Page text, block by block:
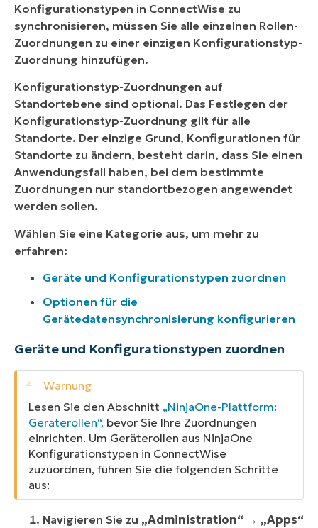
Konfigurationstypen in ConnectWise zu
synchronisieren, müssen Sie alle einzelnen Rollen-
Zuordnungen zu einer einzigen Konfigurationstyp-
Zuordnung hinzufügen.
Konfigurationstyp-Zuordnungen auf
Standortebene sind optional. Das Festlegen der
Konfigurationstyp-Zuordnung gilt für alle
Standorte. Der einzige Grund, Konfigurationen für
Standorte zu ändern, besteht darin, dass Sie einen
Anwendungsfall haben, bei dem bestimmte
Zuordnungen nur standortbezogen angewendet
werden sollen.
Wählen Sie eine Kategorie aus, um mehr zu
erfahren:
Geräte und Konfigurationstypen zuordnen
Optionen für die
Gerätedatensynchronisierung konfigurieren
Geräte und Konfigurationstypen zuordnen
Lesen Sie den Abschnitt „NinjaOne-Plattform:
Geräterollen“, bevor Sie Ihre Zuordnungen
einrichten. Um Geräterollen aus NinjaOne
Konfigurationstypen in ConnectWise
zuzuordnen, führen Sie die folgenden Schritte
aus:
Navigieren Sie zu „Administration“ → „Apps“